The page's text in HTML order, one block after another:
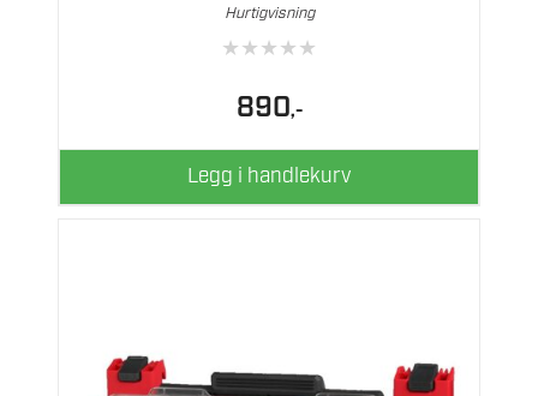
Hurtigvisning
★★★★★
890,-
Legg i handlekurv